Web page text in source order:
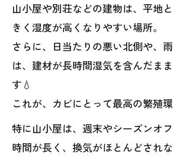
山小屋や別荘などの建物は、平地
きく湿度が高くなりやすい場所。
さらに、日当たりの悪い北側や、
は、建材が長時間湿気を含んだま
す💧
これが、カビにとって最高の繁殖環
特に山小屋は、週末やシーズンオ
時間が長く、換気がほとんどされ